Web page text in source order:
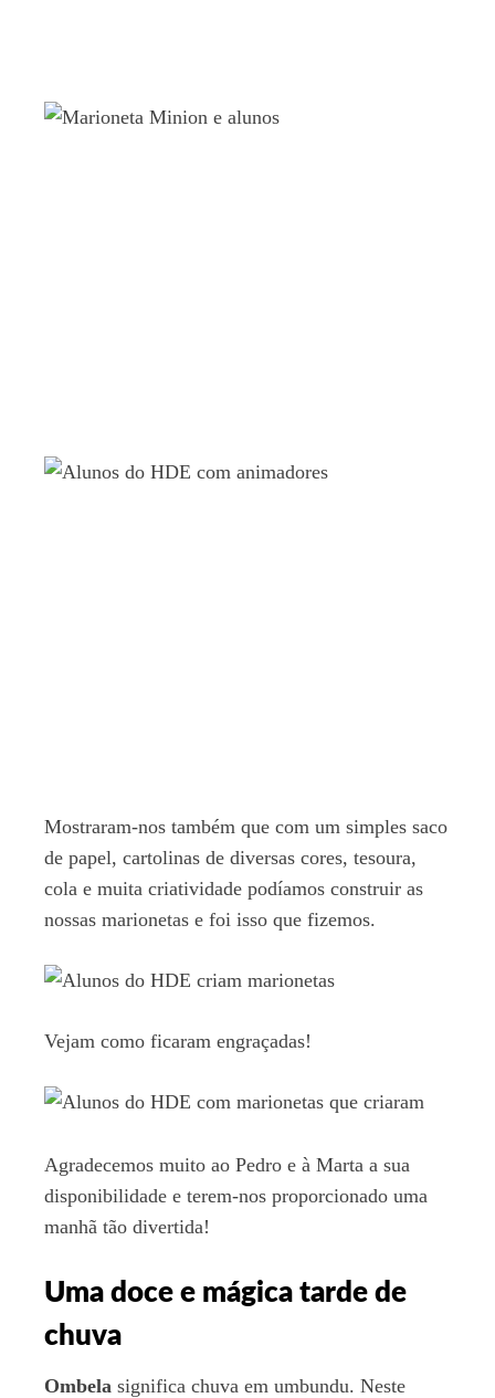
Mostraram-nos também que com um simples saco
de papel, cartolinas de diversas cores, tesoura,
cola e muita criatividade podíamos construir as
nossas marionetas e foi isso que fizemos.
Vejam como ficaram engraçadas!
Agradecemos muito ao Pedro e à Marta a sua
disponibilidade e terem-nos proporcionado uma
manhã tão divertida!
Uma doce e mágica tarde de
chuva
Ombela significa chuva em umbundu. Neste